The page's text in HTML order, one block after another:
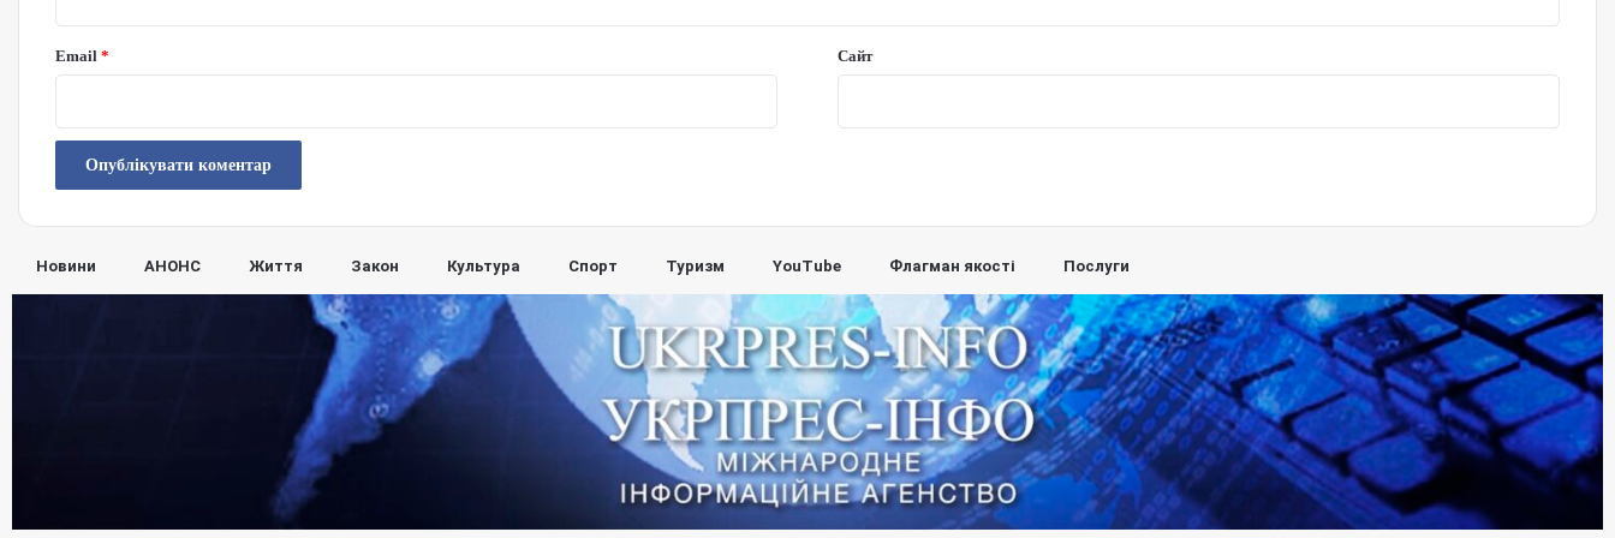
Email * Сайт
Новини АНОНС Життя Закон Культура Спорт Туризм YouTube Флагман якості Послуги